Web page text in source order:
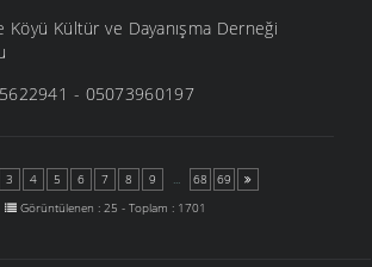
Köyü Kültür ve Dayanışma Derneği
- 05073960197
3 4 5 6 7 8 9 ... 68 69
Görüntülenen : 25 - Toplam : 1701